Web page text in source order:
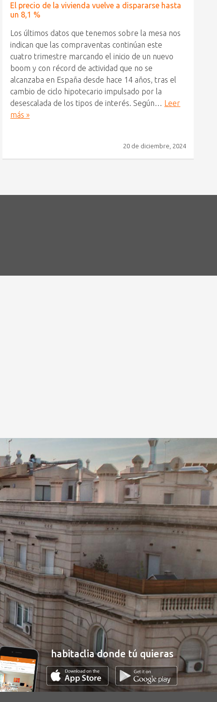
El precio de la vivienda vuelve a dispararse hasta
un 8,1 %
Los últimos datos que tenemos sobre la mesa nos
indican que las compraventas continúan este
cuatro trimestre marcando el inicio de un nuevo
boom y con récord de actividad que no se
alcanzaba en España desde hace 14 años, tras el
cambio de ciclo hipotecario impulsado por la
desescalada de los tipos de interés. Según… Leer
más »
20 de diciembre, 2024
habitaclia donde tú quieras